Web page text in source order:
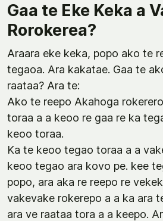
Gaa te Eke Keka a
Rorokerea?
Araara eke keka, popo ako te
tegaoa. Ara kakatae. Gaa te
raataa? Ara te:
Ako te reepo Akahoga
toraa a a keoo re gaa re ka
keoo toraa.
Ka te keoo tegao toraa a a
keoo tegao ara kovo pe. kee
popo, ara aka re reepo re
vakevake rokerepo a a ka ara
ara ve raataa tora a a keepo.